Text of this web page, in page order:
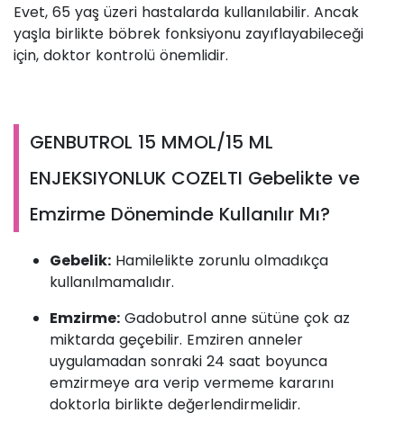
Evet, 65 yaş üzeri hastalarda kullanılabilir. Ancak
yaşla birlikte böbrek fonksiyonu zayıflayabileceği
için, doktor kontrolü önemlidir.
GENBUTROL 15 MMOL/15 ML
ENJEKSIYONLUK COZELTI Gebelikte ve
Emzirme Döneminde Kullanılır Mı?
Gebelik: Hamilelikte zorunlu olmadıkça
kullanılmamalıdır.
Emzirme: Gadobutrol anne sütüne çok az
miktarda geçebilir. Emziren anneler
uygulamadan sonraki 24 saat boyunca
emzirmeye ara verip vermeme kararını
doktorla birlikte değerlendirmelidir.